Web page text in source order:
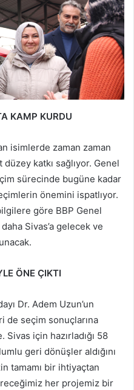
KAMP KURDU
isimlerde zaman zaman
düzey katkı sağlıyor. Genel
sürecinde bugüne kadar
önemini ispatlıyor.
göre BBP Genel
Sivas’a gelecek ve
ÖNE ÇIKTI
Dr. Adem Uzun’un
de seçim sonuçlarına
için hazırladığı 58
geri dönüşler aldığını
tamamı bir ihtiyaçtan
her projemiz bir